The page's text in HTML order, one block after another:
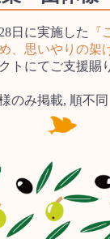
日に実施した
、思いやりの架
トにてご支援賜
のみ掲載, 順不同